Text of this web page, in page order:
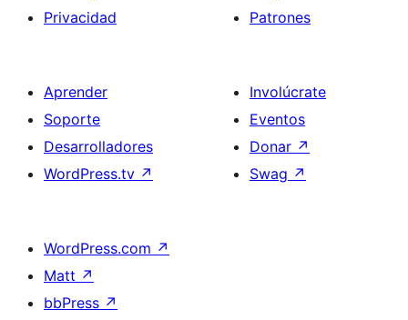
Privacidad
Patrones
Aprender
Soporte
Desarrolladores
WordPress.tv ↗
Involúcrate
Eventos
Donar ↗
Swag ↗
WordPress.com ↗
Matt ↗
bbPress ↗